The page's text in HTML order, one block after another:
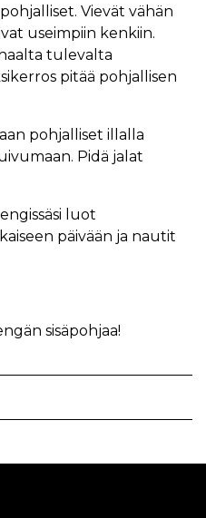
Vievät vähän
useimpiin kenkiin.
tulevalta
pitää pohjallisen
pohjalliset illalla
Pidä jalat
luot
päivään ja nautit
sisäpohjaa!